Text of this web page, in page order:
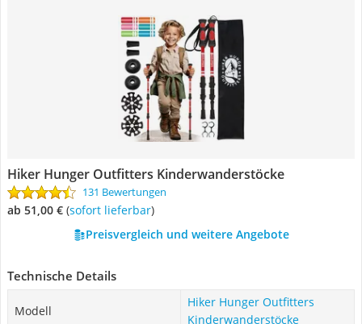
Hiker Hunger Outfitters Kinderwanderstöcke
131 Bewertungen
ab 51,00 € ( Sofort lieferbar)
Preisvergleich und weitere Angebote
Technische Details
Modell
Hiker Hunger Outfitters
Kinderwanderstöcke